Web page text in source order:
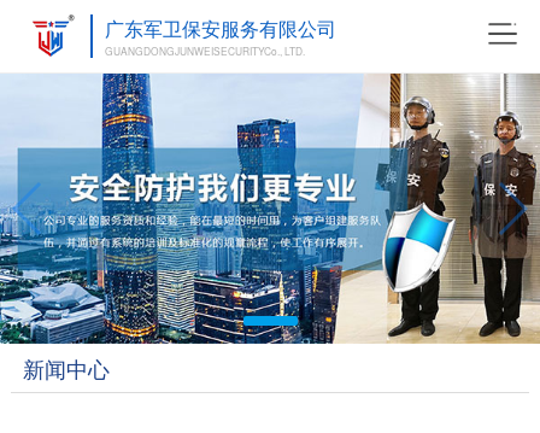
广东军卫保安服务有限公司
GUANGDONGJUNWEISECURITYCo., LTD.
新闻中心